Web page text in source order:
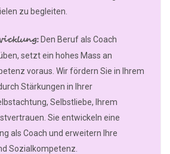
zu begleiten.
Den Beruf als Coach
setzt ein hohes Mass an
voraus. Wir fördern Sie in Ihrem
Stärkungen in Ihrer
Selbstliebe, Ihrem
Sie entwickeln eine
als Coach und erweitern Ihre
Sozialkompetenz.